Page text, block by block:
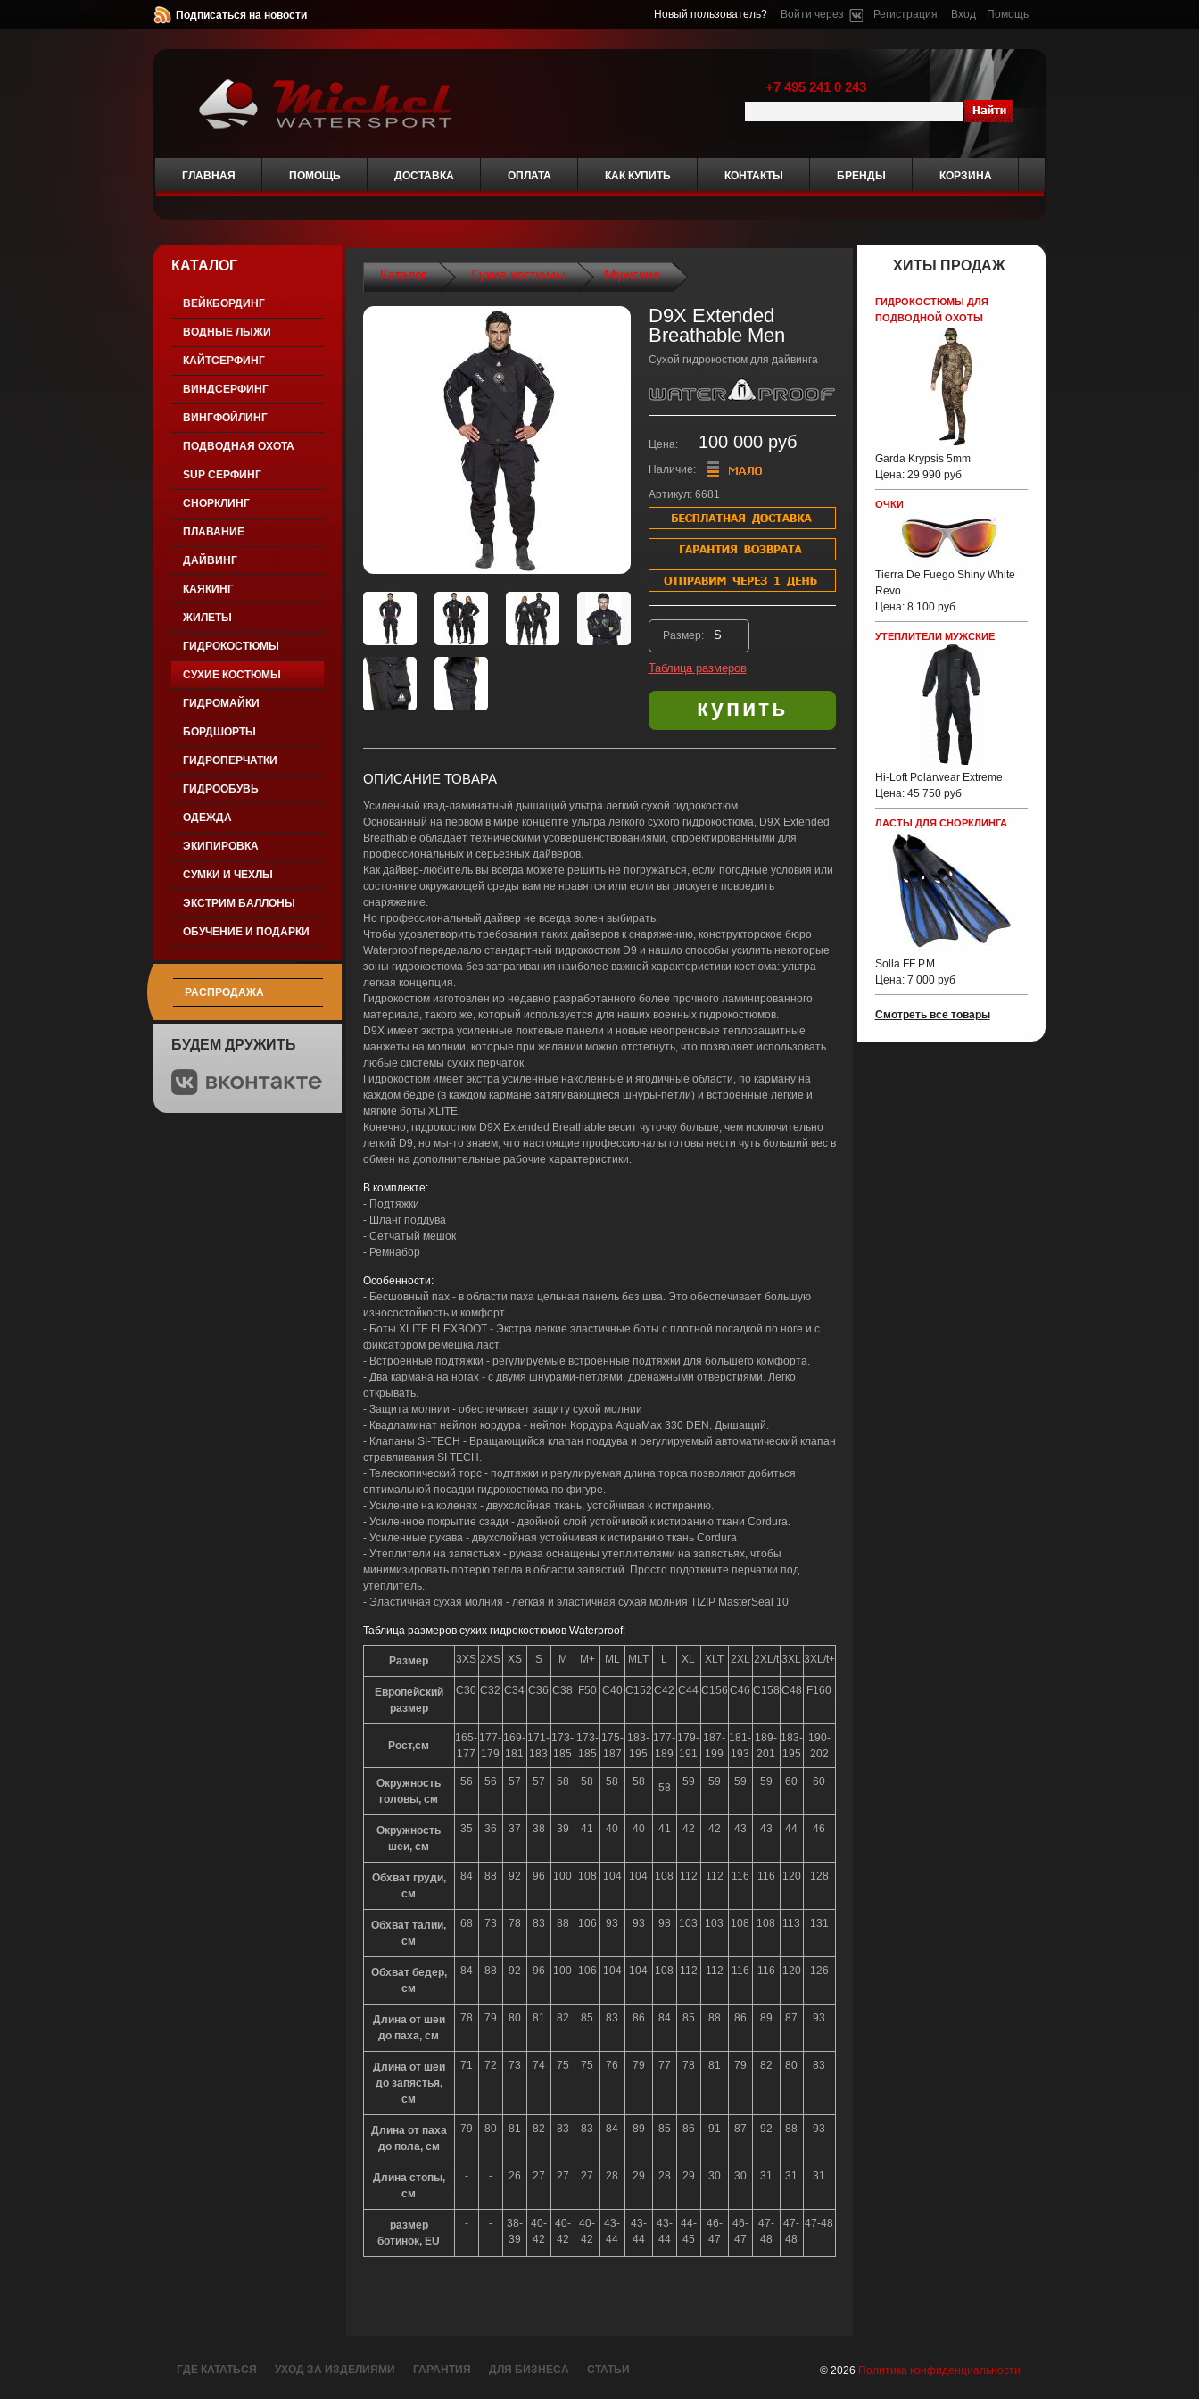
Подписаться на новости Новый пользователь? Войти через Регистрация Вход Помощь
+7 495 241 0 243
ГЛАВНАЯ ПОМОЩЬ ДОСТАВКА ОПЛАТА КАК КУПИТЬ КОНТАКТЫ БРЕНДЫ КОРЗИНА
КАТАЛОГ
ВЕЙКБОРДИНГ
ВОДНЫЕ ЛЫЖИ
КАЙТСЕРФИНГ
ВИНДСЕРФИНГ
ВИНГФОЙЛИНГ
ПОДВОДНАЯ ОХОТА
SUP СЕРФИНГ
СНОРКЛИНГ
ПЛАВАНИЕ
ДАЙВИНГ
КАЯКИНГ
ЖИЛЕТЫ
ГИДРОКОСТЮМЫ
СУХИЕ КОСТЮМЫ
ГИДРОМАЙКИ
БОРДШОРТЫ
ГИДРОПЕРЧАТКИ
ГИДРООБУВЬ
ОДЕЖДА
ЭКИПИРОВКА
СУМКИ И ЧЕХЛЫ
ЭКСТРИМ БАЛЛОНЫ
ОБУЧЕНИЕ И ПОДАРКИ
РАСПРОДАЖА
БУДЕМ ДРУЖИТЬ
ХИТЫ ПРОДАЖ
ГИДРОКОСТЮМЫ ДЛЯ
ПОДВОДНОЙ ОХОТЫ
Garda Krypsis 5mm
Цена: 29 990 руб
ОЧКИ
Tierra De Fuego Shiny White
Revo
Цена: 8 100 руб
УТЕПЛИТЕЛИ МУЖСКИЕ
Hi-Loft Polarwear Extreme
Цена: 45 750 руб
ЛАСТЫ ДЛЯ СНОРКЛИНГА
Solla FF P.M
Цена: 7 000 руб
Смотреть все товары
Каталог Сухие костюмы Мужские
D9X Extended
Breathable Men
Сухой гидрокостюм для дайвинга
Цена: 100 000 руб
Наличие:
Артикул: 6681
Размер:
Таблица размеров
ОПИСАНИЕ ТОВАРА
Усиленный квад-ламинатный дышащий ультра легкий сухой гидрокостюм.
Основанный на первом в мире концепте ультра легкого сухого гидрокостюма, D9X Extended
Breathable обладает техническими усовершенствованиями, спроектированными для
профессиональных и серьезных дайверов.
Как дайвер-любитель вы всегда можете решить не погружаться, если погодные условия или
состояние окружающей среды вам не нравятся или если вы рискуете повредить
снаряжение.
Но профессиональный дайвер не всегда волен выбирать.
Чтобы удовлетворить требования таких дайверов к снаряжению, конструкторское бюро
Waterproof переделало стандартный гидрокостюм D9 и нашло способы усилить некоторые
зоны гидрокостюма без затрагивания наиболее важной характеристики костюма: ультра
легкая концепция.
Гидрокостюм изготовлен иp недавно разработанного более прочного ламинированного
материала, такого же, который используется для наших военных гидрокостюмов.
D9X имеет экстра усиленные локтевые панели и новые неопреновые теплозащитные
манжеты на молнии, которые при желании можно отстегнуть, что позволяет использовать
любые системы сухих перчаток.
Гидрокостюм имеет экстра усиленные наколенные и ягодичные области, по карману на
каждом бедре (в каждом кармане затягивающиеся шнуры-петли) и встроенные легкие и
мягкие боты XLITE.
Конечно, гидрокостюм D9X Extended Breathable весит чуточку больше, чем исключительно
легкий D9, но мы-то знаем, что настоящие профессионалы готовы нести чуть больший вес в
обмен на дополнительные рабочие характеристики.
В комплекте:
- Подтяжки
- Шланг поддува
- Сетчатый мешок
- Ремнабор
Особенности:
- Бесшовный пах - в области паха цельная панель без шва. Это обеспечивает большую
износостойкость и комфорт.
- Боты XLITE FLEXBOOT - Экстра легкие эластичные боты с плотной посадкой по ноге и с
фиксатором ремешка ласт.
- Встроенные подтяжки - регулируемые встроенные подтяжки для большего комфорта.
- Два кармана на ногах - с двумя шнурами-петлями, дренажными отверстиями. Легко
открывать.
- Защита молнии - обеспечивает защиту сухой молнии
- Квадламинат нейлон кордура - нейлон Кордура AquaMax 330 DEN. Дышащий.
- Клапаны SI-TECH - Вращающийся клапан поддува и регулируемый автоматический клапан
стравливания SI TECH.
- Телескопический торс - подтяжки и регулируемая длина торса позволяют добиться
оптимальной посадки гидрокостюма по фигуре.
- Усиление на коленях - двухслойная ткань, устойчивая к истиранию.
- Усиленное покрытие сзади - двойной слой устойчивой к истиранию ткани Cordura.
- Усиленные рукава - двухслойная устойчивая к истиранию ткань Cordura
- Утеплители на запястьях - рукава оснащены утеплителями на запястьях, чтобы
минимизировать потерю тепла в области запястий. Просто подоткните перчатки под
утеплитель.
- Эластичная сухая молния - легкая и эластичная сухая молния TIZIP MasterSeal 10
Таблица размеров сухих гидрокостюмов Waterproof:
Размер 3XS 2XS XS S M M+ ML MLT L XL XLT 2XL 2XL/t 3XL 3XL/t+
Европейский
размер
С30 С32 C34 C36 C38 F50 C40 C152 C42 C44 C156 C46 C158 С48 F160
Рост,см
165-
177
177-
179
169-
181
171-
183
173-
185
173-
185
175-
187
183-
195
177-
189
179-
191
187-
199
181-
193
189-
201
183-
195
190-
202
Окружность
головы, см
56 56 57 57 58 58 58 58 58 59 59 59 59 60 60
Окружность
шеи, см
35 36 37 38 39 41 40 40 41 42 42 43 43 44 46
Обхват груди,
см
84 88 92 96 100 108 104 104 108 112 112 116 116 120 128
Обхват талии,
см
68 73 78 83 88 106 93 93 98 103 103 108 108 113 131
Обхват бедер,
см
84 88 92 96 100 106 104 104 108 112 112 116 116 120 126
Длина от шеи
до паха, см
78 79 80 81 82 85 83 86 84 85 88 86 89 87 93
Длина от шеи
до запястья,
см
71 72 73 74 75 75 76 79 77 78 81 79 82 80 83
Длина от паха
до пола, см
79 80 81 82 83 83 84 89 85 86 91 87 92 88 93
Длина стопы,
см
- - 26 27 27 27 28 29 28 29 30 30 31 31 31
размер
ботинок, EU
- -
38-
39
40-
42
40-
42
40-
42
43-
44
43-
44
43-
44
44-
45
46-
47
46-
47
47-
48
47-
48
47-48
ГДЕ КАТАТЬСЯ УХОД ЗА ИЗДЕЛИЯМИ ГАРАНТИЯ ДЛЯ БИЗНЕСА СТАТЬИ © 2026 Политика конфиденциальности